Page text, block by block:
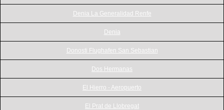
Denia La Generalidad Renfe
Denia
Donosti Flughafen San Sebastian
Dos Hermanas
El Hierro - Aeropuerto
El Prat de Llobregat